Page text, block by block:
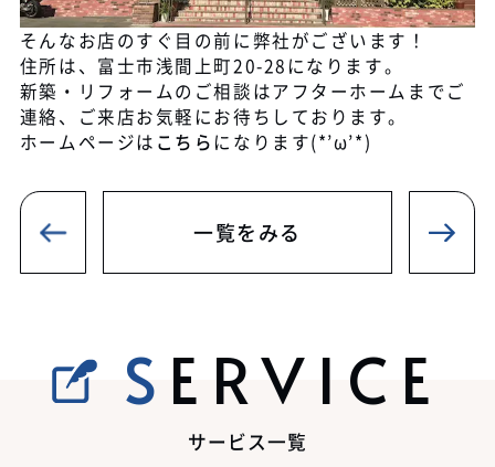
そんなお店のすぐ目の前に弊社がございます！
住所は、富士市浅間上町20-28になります。
新築・リフォームのご相談はアフターホームまでご
連絡、ご来店お気軽にお待ちしております。
ホームページは こちら になります(*’ω’*)
一覧をみる
SERVICE
サービス一覧